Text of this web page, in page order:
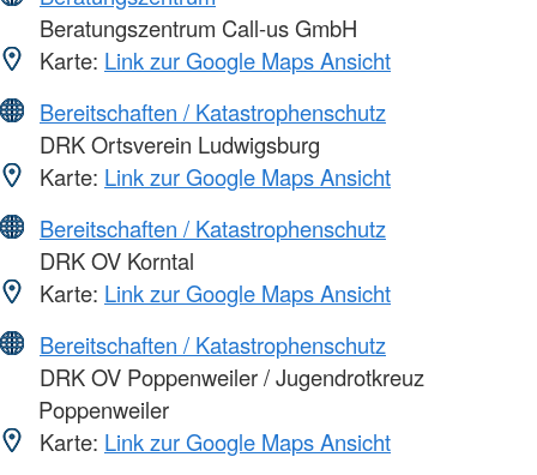
Beratungszentrum Call-us GmbH
Karte: Link zur Google Maps Ansicht
Bereitschaften / Katastrophenschutz
DRK Ortsverein Ludwigsburg
Karte: Link zur Google Maps Ansicht
Bereitschaften / Katastrophenschutz
DRK OV Korntal
Karte: Link zur Google Maps Ansicht
Bereitschaften / Katastrophenschutz
DRK OV Poppenweiler / Jugendrotkreuz
Poppenweiler
Karte: Link zur Google Maps Ansicht